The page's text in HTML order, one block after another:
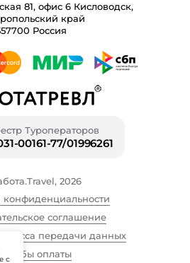
81, офис 6 Кисловодск,
край
Россия
Туроператоров
00161-77/01996261
2026
конфиденциальности
соглашение
передачи данных
оплаты
с